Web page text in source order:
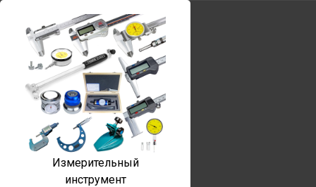
Измерительный
инструмент